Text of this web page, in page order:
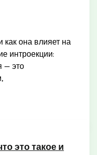
как она влияет на
интроекции:
— это
это такое и